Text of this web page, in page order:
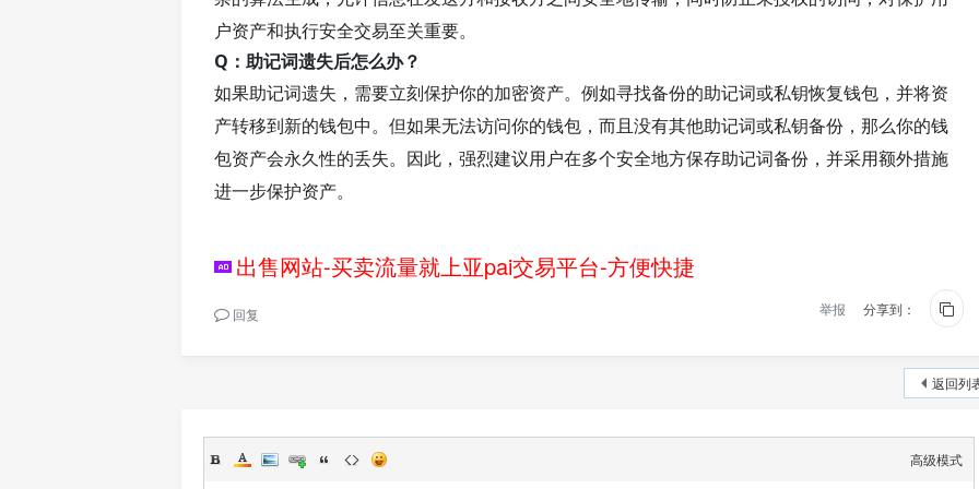
户资产和执行安全交易至关重要。
Q：助记词遗失后怎么办？
如果助记词遗失，需要立刻保护你的加密资产。例如寻找备份的助记词或私钥恢复钱包，并将资
产转移到新的钱包中。但如果无法访问你的钱包，而且没有其他助记词或私钥备份，那么你的钱
包资产会永久性的丢失。因此，强烈建议用户在多个安全地方保存助记词备份，并采用额外措施
进一步保护资产。
出售网站-买卖流量就上亚pai交易平台-方便快捷
分享到：
回复 举报
返回列
高级模式